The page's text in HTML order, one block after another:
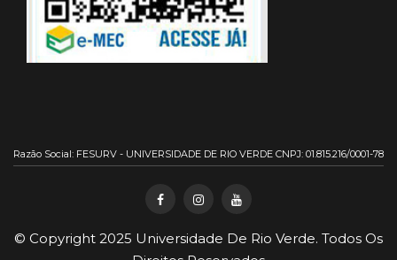
Razão Social: FESURV - UNIVERSIDADE DE RIO VERDE CNPJ: 01.815.216/0001-78
© Copyright 2025 Universidade De Rio Verde. Todos Os